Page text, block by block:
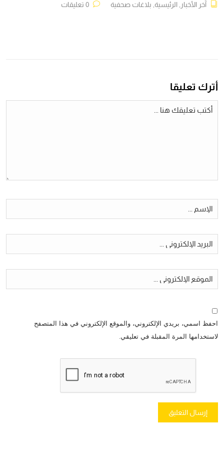
آخر الأخبار الرئيسية بلاغات صحفية
أترك تعليقا
احفظ اسمي، بريدي الإلكتروني، والموقع الإلكتروني في هذا المتصفح
لاستخدامها المرة المقبلة في تعليقي.